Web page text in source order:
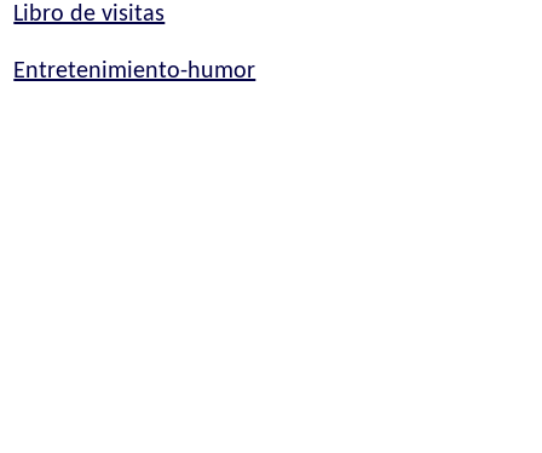
Libro de visitas
Entretenimiento-humor